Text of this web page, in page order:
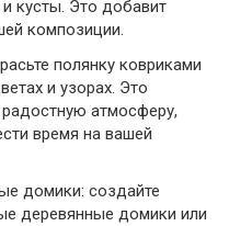
кусты. Это добавит
композиции.
полянку ковриками
и узорах. Это
атмосферу,
время на вашей
домики: создайте
деревянные домики или